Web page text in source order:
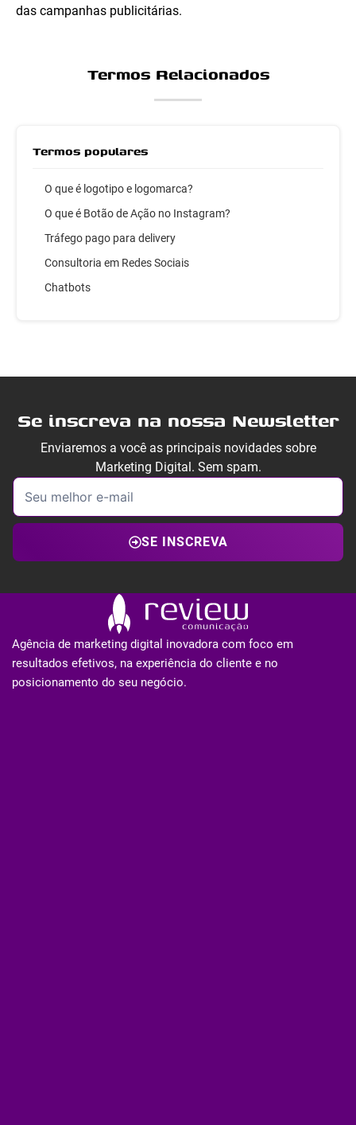
das campanhas publicitárias.
Termos Relacionados
Termos populares
O que é logotipo e logomarca?
O que é Botão de Ação no Instagram?
Tráfego pago para delivery
Consultoria em Redes Sociais
Chatbots
Se inscreva na nossa Newsletter
Enviaremos a você as principais novidades sobre
Marketing Digital. Sem spam.
SE INSCREVA
Agência de marketing digital inovadora com foco em
resultados efetivos, na experiência do cliente e no
posicionamento do seu negócio.